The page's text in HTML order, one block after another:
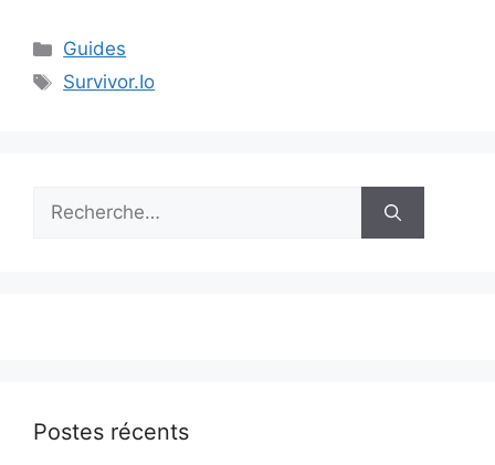
Catégories
Guides
Étiquettes
Survivor.Io
Rechercher :
Postes récents